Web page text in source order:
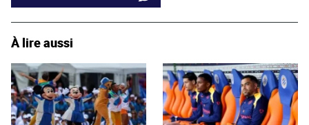
À lire aussi